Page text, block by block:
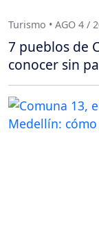
Turismo • AGO 4 /
7 pueblos de
conocer sin